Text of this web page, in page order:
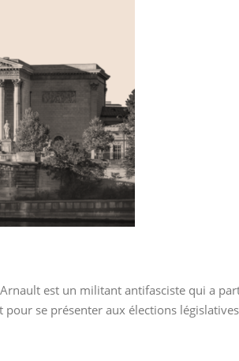
est un militant antifasciste qui a
se présenter aux élections